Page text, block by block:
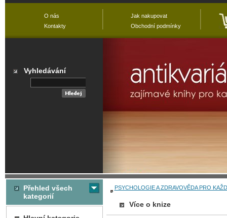
PSYCHOLOGIE A ZDRAVOVĚDA PRO
Více o knize
Přehled všech
kategorií
O nás
Kontakty
Jak nakupovat
Obchodní podmínky
Vyhledávání